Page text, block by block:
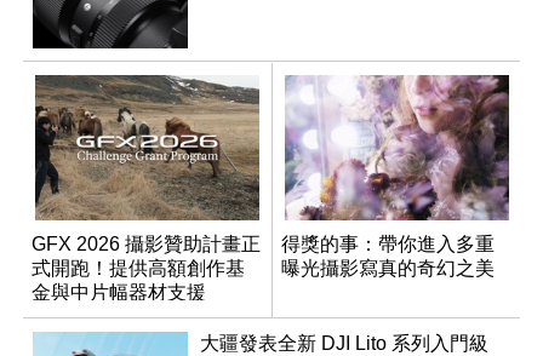
GFX 2026 攝影贊助計畫正
式開跑！提供高額創作基
金與中片幅器材支援
得獎的事：帶你進入多重
曝光攝影寫真的奇幻之美
大疆發表全新 DJI Lito 系列入門級